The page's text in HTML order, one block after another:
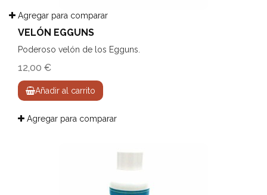
Agregar para comparar
VELÓN EGGUNS
Poderoso velón de los Egguns.
12,00 €
Añadir al carrito
Agregar para comparar